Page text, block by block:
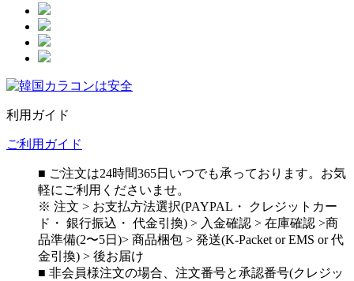
利用ガイド
ご利用ガイド
■ ご注文は24時間365日いつでも承っております。お気
軽にご利用くださいませ。
※ 注文 > お支払方法選択(PAYPAL・ クレジットカー
ド・ 銀行振込・ 代金引換) > 入金確認 > 在庫確認 >商
品準備(2〜5日)> 商品梱包 > 発送(K-Packet or EMS or 代
金引換) > 後お届け
■ 非会員様注文の場合、注文番号と承認番号(クレジッ